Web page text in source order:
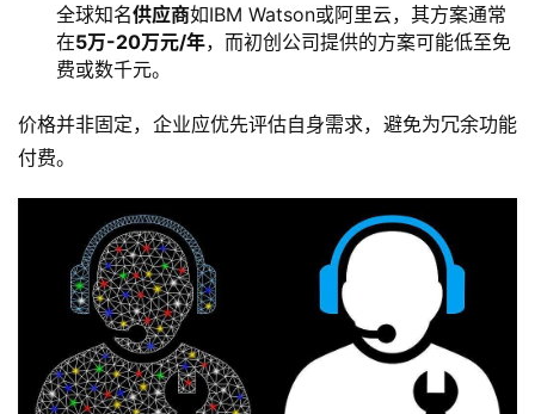
全球知名供应商如IBM Watson或阿里云，其方案通常
在5万-20万元/年，而初创公司提供的方案可能低至免
费或数千元。
价格并非固定，企业应优先评估自身需求，避免为冗余功能
付费。